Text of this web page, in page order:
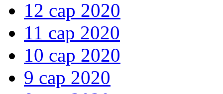
12 сар 2020
11 сар 2020
10 сар 2020
9 сар 2020